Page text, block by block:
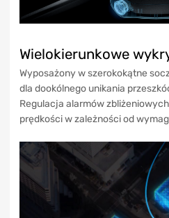
Wielokierunkowe
Wyposażony w szerokokątne
dla dookólnego unikania
Regulacja alarmów
prędkości w zależności od